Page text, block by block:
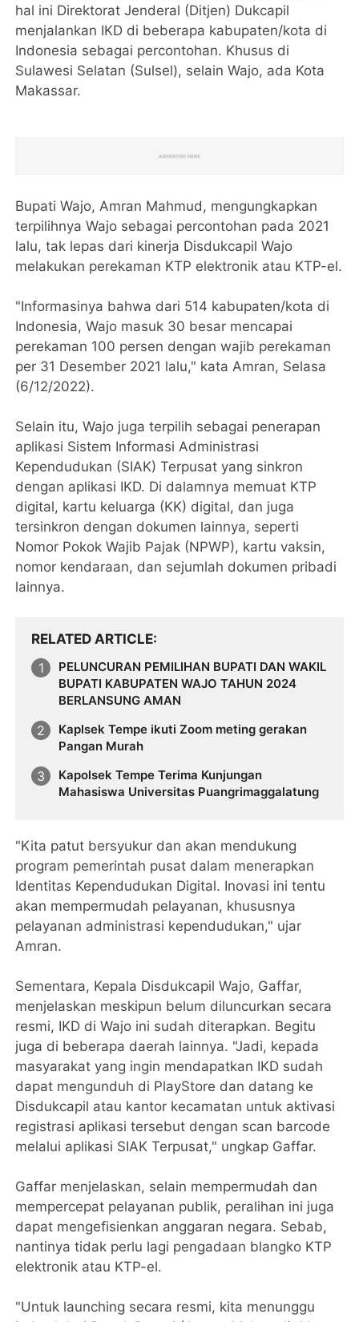
hal ini Direktorat Jenderal (Ditjen) Dukcapil
menjalankan IKD di beberapa kabupaten/kota di
Indonesia sebagai percontohan. Khusus di
Sulawesi Selatan (Sulsel), selain Wajo, ada Kota
Makassar.
Bupati Wajo, Amran Mahmud, mengungkapkan
terpilihnya Wajo sebagai percontohan pada 2021
lalu, tak lepas dari kinerja Disdukcapil Wajo
melakukan perekaman KTP elektronik atau KTP-el.
"Informasinya bahwa dari 514 kabupaten/kota di
Indonesia, Wajo masuk 30 besar mencapai
perekaman 100 persen dengan wajib perekaman
per 31 Desember 2021 lalu," kata Amran, Selasa
(6/12/2022).
Selain itu, Wajo juga terpilih sebagai penerapan
aplikasi Sistem Informasi Administrasi
Kependudukan (SIAK) Terpusat yang sinkron
dengan aplikasi IKD. Di dalamnya memuat KTP
digital, kartu keluarga (KK) digital, dan juga
tersinkron dengan dokumen lainnya, seperti
Nomor Pokok Wajib Pajak (NPWP), kartu vaksin,
nomor kendaraan, dan sejumlah dokumen pribadi
lainnya.
RELATED ARTICLE
PELUNCURAN PEMILIHAN BUPATI DAN WAKIL
BUPATI KABUPATEN WAJO TAHUN 2024
BERLANSUNG AMAN
Kaplsek Tempe ikuti Zoom meting gerakan
Pangan Murah
Kapolsek Tempe Terima Kunjungan
Mahasiswa Universitas Puangrimaggalatung
"Kita patut bersyukur dan akan mendukung
program pemerintah pusat dalam menerapkan
Identitas Kependudukan Digital. Inovasi ini tentu
akan mempermudah pelayanan, khususnya
pelayanan administrasi kependudukan," ujar
Amran.
Sementara, Kepala Disdukcapil Wajo, Gaffar,
menjelaskan meskipun belum diluncurkan secara
resmi, IKD di Wajo ini sudah diterapkan. Begitu
juga di beberapa daerah lainnya. "Jadi, kepada
masyarakat yang ingin mendapatkan IKD sudah
dapat mengunduh di PlayStore dan datang ke
Disdukcapil atau kantor kecamatan untuk aktivasi
registrasi aplikasi tersebut dengan scan barcode
melalui aplikasi SIAK Terpusat," ungkap Gaffar.
Gaffar menjelaskan, selain mempermudah dan
mempercepat pelayanan publik, peralihan ini juga
dapat mengefisienkan anggaran negara. Sebab,
nantinya tidak perlu lagi pengadaan blangko KTP
elektronik atau KTP-el.
"Untuk launching secara resmi, kita menunggu